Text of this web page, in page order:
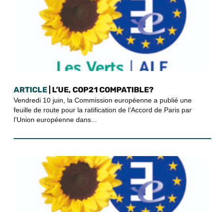
ARTICLE | L’UE, COP21 COMPATIBLE?
Vendredi 10 juin, la Commission européenne a publié une
feuille de route pour la ratification de l’Accord de Paris par
l’Union européenne dans...